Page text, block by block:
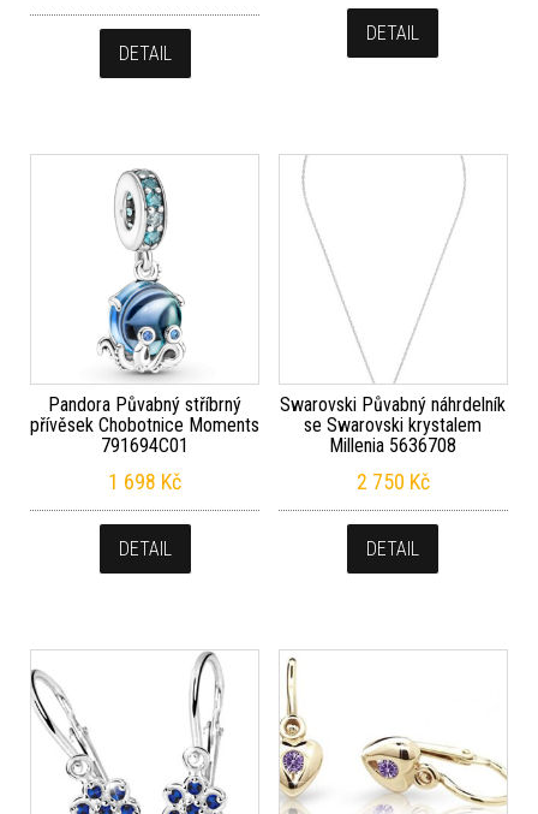
DETAIL
DETAIL
Pandora Půvabný stříbrný
přívěsek Chobotnice Moments
791694C01
1 698 Kč
DETAIL
Swarovski Půvabný náhrdelník
se Swarovski krystalem
Millenia 5636708
2 750 Kč
DETAIL